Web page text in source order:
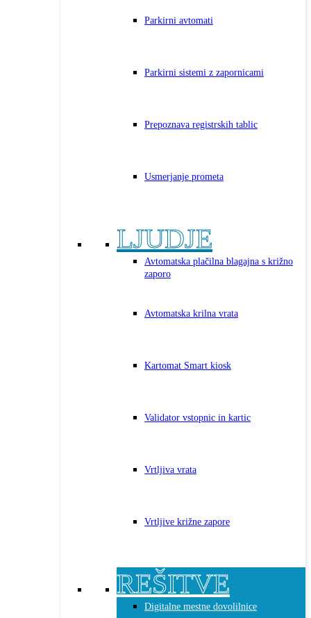
Parkirni avtomati
Parkirni sistemi z zapornicami
Prepoznava registrskih tablic
Usmerjanje prometa
LJUDJE
Avtomatska plačilna blagajna s križno
zaporo
Avtomatska krilna vrata
Kartomat Smart kiosk
Validator vstopnic in kartic
Vrtljiva vrata
Vrtljive križne zapore
REŠITVE
Digitalne mestne dovolilnice